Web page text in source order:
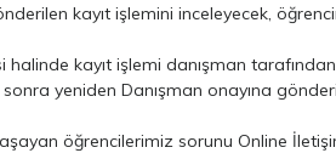
kayıt işlemini inceleyecek,
kayıt işlemi danışman
yeniden Danışman onayına
öğrencilerimiz sorunu Online